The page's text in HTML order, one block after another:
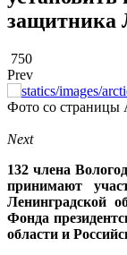
защитника
750
Prev
Фото со страницы
Next
132 члена
принимают
Ленинградской
Фонда
области и